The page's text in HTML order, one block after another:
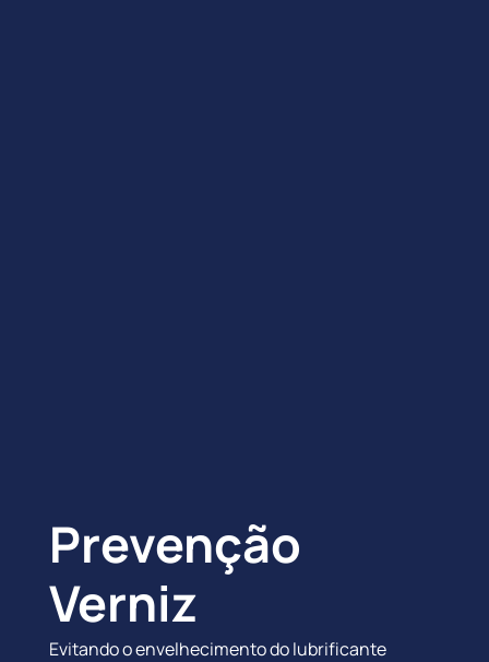
Prevenção
Verniz
Evitando o envelhecimento do lubrificante